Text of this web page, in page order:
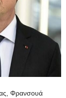
Φρανσουά